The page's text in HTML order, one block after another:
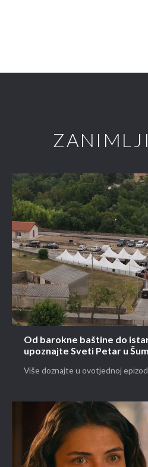
Od barokne baštine do
upoznajte Sveti Petar u
Više doznajte u ovotjednoj